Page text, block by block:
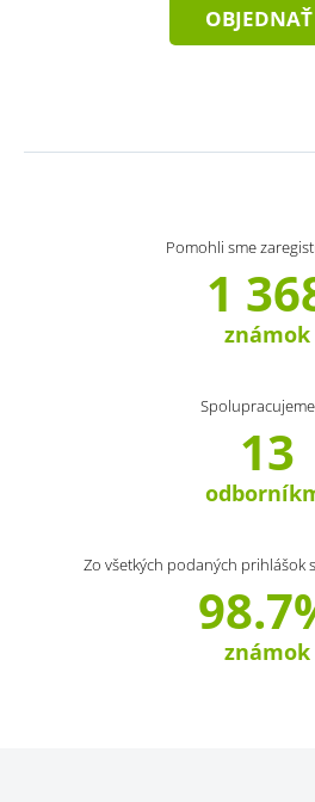
OBJEDNAŤ
Pomohli sme
1
známok
13
Zo všetkých podaných prihlášok
známok